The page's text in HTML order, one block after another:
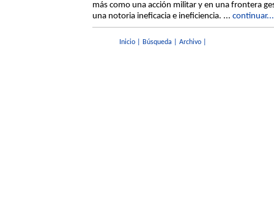
más como una acción militar y en una frontera
una notoria ineficacia e ineficiencia. ... continuar...
Inicio| Búsqueda Archivo|